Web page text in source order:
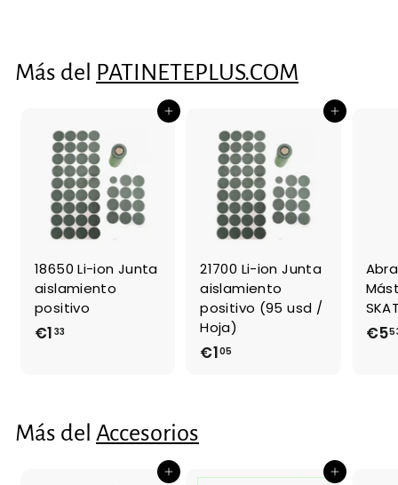
4
Más del PATINETEPLUS.COM
Agregar al carrito
18650 Li-ion Junta
aislamiento
positivo
€1 33
3
Agregar al carrito
21700 Li-ion Junta
aislamiento
positivo (95 usd /
Hoja)
€105
€5
Más del Accesorios
Agregar al carrito Agregar al carrito